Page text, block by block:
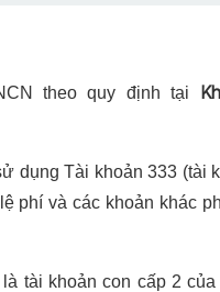
theo quy định tại
dụng Tài khoản 333 (tài
phí và các khoản khác
tài khoản con cấp 2